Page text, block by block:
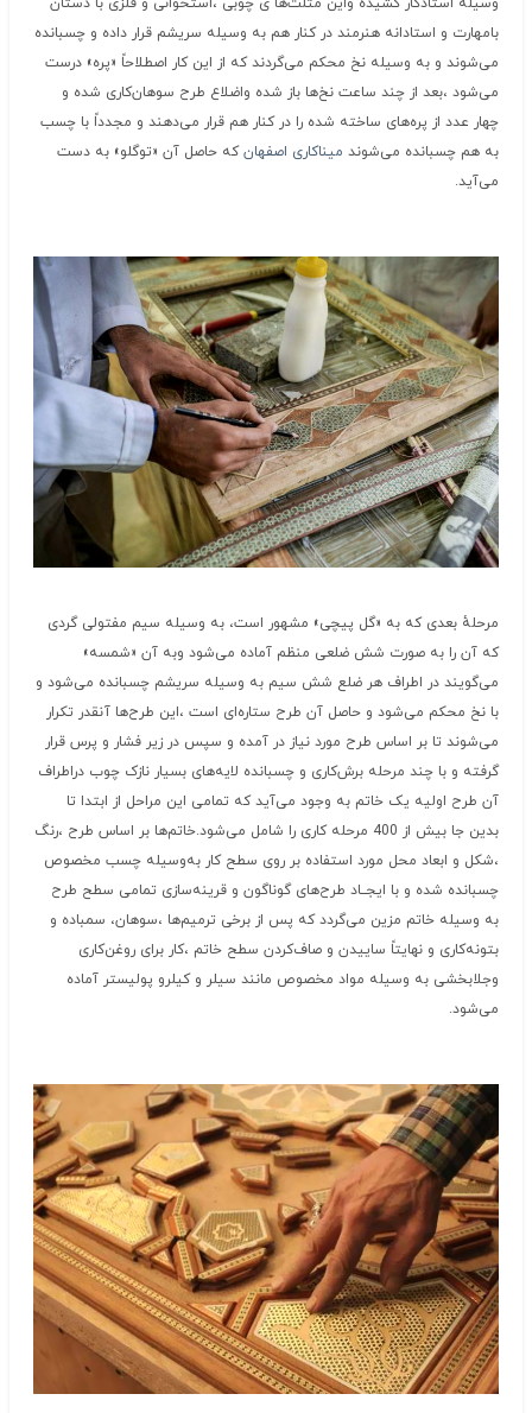
وسیله استادکار کشیده واین مثلث‌ها ی چوبی ،استخوانی و فلزی با دستان
بامهارت و استادانه هنرمند در کنار هم به وسیله سریشم قرار داده و چسبانده
می‌شوند و به وسیله نخ محکم می‌گردند که از این کار اصطلاحاً «پره» درست
می‌شود ،بعد از چند ساعت نخ‌ها باز شده واضلاع طرح سوهان‌کاری شده و
چهار عدد از پره‌های ساخته شده را در کنار هم قرار می‌دهند و مجدداً با چسب
به هم چسبانده می‌شوند میناکاری اصفهانکه حاصل آن «توگلو» به دست
می‌آید.
مرحلهٔ بعدی که به «گل پیچی» مشهور است، به وسیله سیم مفتولی گردی
که آن را به صورت شش ضلعی منظم آماده می‌شود وبه آن «شمسه»
می‌گویند در اطراف هر ضلع شش سیم به وسیله سریشم چسبانده می‌شود و
با نخ محکم می‌شود و حاصل آن طرح ستاره‌ای است ،این طرح‌ها آنقدر تکرار
می‌شوند تا بر اساس طرح مورد نیاز در آمده و سپس در زیر فشار و پرس قرار
گرفته و با چند مرحله برش‌کاری و چسبانده لایه‌های بسیار نازک چوب دراطراف
آن طرح اولیه یک خاتم به وجود می‌‌آید که تمامی این مراحل از ابتدا تا
بدین جا بیش از 400 مرحله کاری را شامل می‌شود.خاتم‌ها بر اساس طرح ،رنگ
،شکل و ابعاد محل مورد استفاده بر روی سطح کار به‌وسیله چسب مخصوص
چسبانده شده و با ایجــاد طرح‌های گوناگون و قرینه‌سازی تمامی سطح طرح
به وسیله خاتم مزین می‌گردد که پس از برخی ترمیم‌ها ،سوهان، سمباده و
بتونه‌کاری و نهایتاً ساییدن و صاف‌کردن سطح خاتم ،کار برای روغن‌کاری
وجلابخشی به وسیله مواد مخصوص مانند سیلر و کیلرو پولیستر آماده
می‌شود.